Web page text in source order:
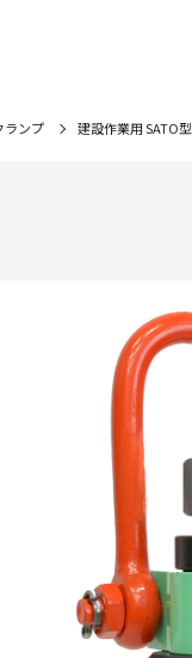
ランプ 建設作業用 SATO型